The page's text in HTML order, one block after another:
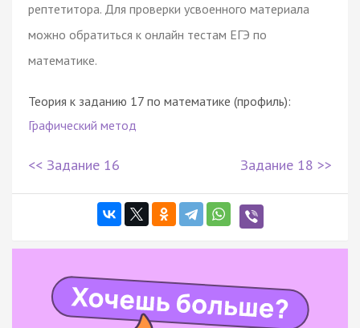
рептетитора. Для проверки усвоенного материала
можно обратиться к онлайн тестам ЕГЭ по
математике.
Теория к заданию 17 по математике (профиль):
Графический метод
<< Задание 16 Задание 18 >>